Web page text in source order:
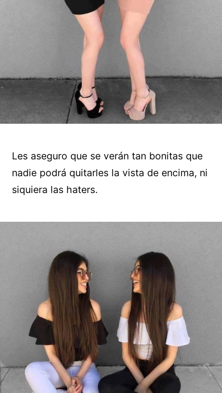
Les aseguro que se verán tan bonitas que
nadie podrá quitarles la vista de encima, ni
siquiera las haters.